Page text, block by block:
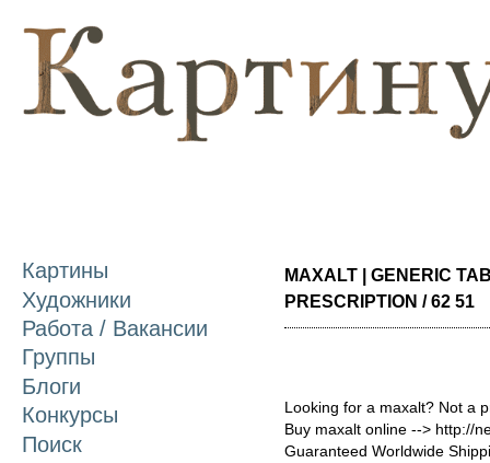
Картины
Художники
Работа / Вакансии
Группы
Блоги
Конкурсы
Поиск
MAXALT | GENERIC
PRESCRIPTION / 62 51
Looking for a maxalt? Not a
Buy maxalt online --> http://
Guaranteed Worldwide